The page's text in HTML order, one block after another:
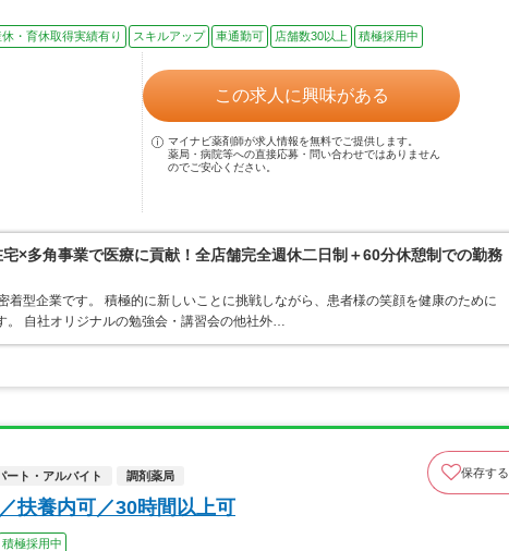
休・育休取得実績有り スキルアップ 車通勤可 店舗数30以上 積極採用中
この求人に興味がある
マイナビ薬剤師が求人情報を無料でご提供します。
薬局・病院等への直接応募・問い合わせではありません
のでご安心ください。
×多角事業で医療に貢献！全店舗完全週休二日制＋60分休憩制での勤務
着型企業です。 積極的に新しいことに挑戦しながら、患者様の笑顔を健康のために
。 自社オリジナルの勉強会・講習会の他社外…
ート・アルバイト 調剤薬局 保存する
扶養内可／30時間以上可
積極採用中